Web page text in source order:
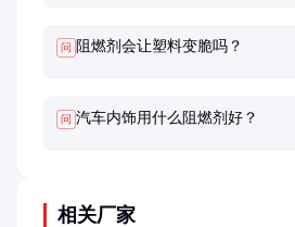
问 阻燃剂会让塑料变脆吗？
问 汽车内饰用什么阻燃剂好？
相关厂家